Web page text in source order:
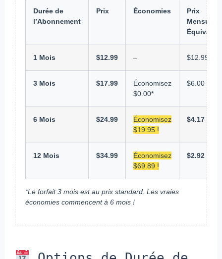
Durée de
l’Abonnement
Prix Économies
Prix
Mensuel
1 Mois $12.99 – $12.99
3 Mois $17.99
Économisez
$0.00*
$6.00
6 Mois $24.99
Économisez
$19.95 !
$4.17
12 Mois $34.99
Économisez
$69.89 !
$2.92
*Le forfait 3 mois est au prix standard. Les vraies
économies commencent à 6 mois !